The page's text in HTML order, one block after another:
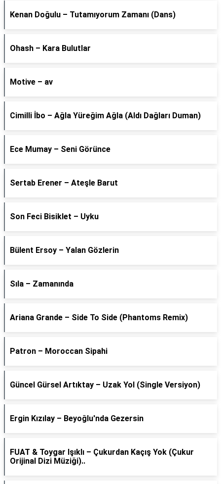
Kenan Doğulu – Tutamıyorum Zamanı (Dans)
Ohash – Kara Bulutlar
Motive – av
Cimilli İbo – Ağla Yüreğim Ağla (Aldı Dağları Duman)
Ece Mumay – Seni Görünce
Sertab Erener – Ateşle Barut
Son Feci Bisiklet – Uyku
Bülent Ersoy – Yalan Gözlerin
Sıla – Zamanında
Ariana Grande – Side To Side (Phantoms Remix)
Patron – Moroccan Sipahi
Güncel Gürsel Artıktay – Uzak Yol (Single Versiyon)
Ergin Kızılay – Beyoğlu'nda Gezersin
FUAT & Toygar Işıklı – Çukurdan Kaçış Yok (Çukur
Orijinal Dizi Müziği)..